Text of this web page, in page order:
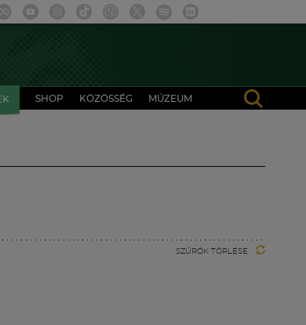
SHOP KÖZÖSSÉG MÚZEUM
SZŰRŐK TÖRLÉSE